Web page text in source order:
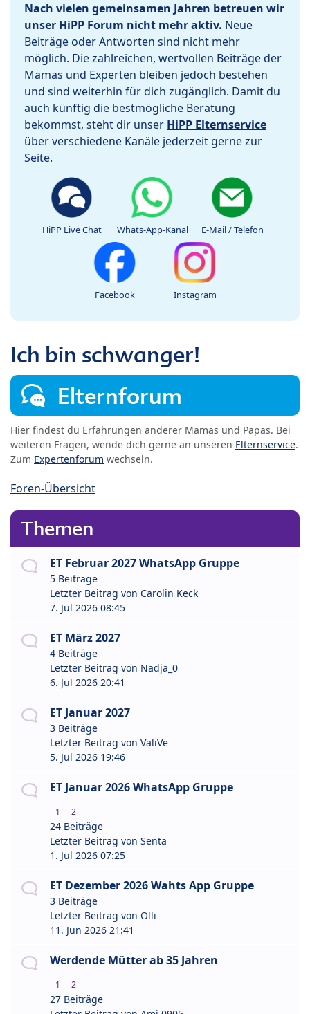
Nach vielen gemeinsamen Jahren betreuen wir
unser HiPP Forum nicht mehr aktiv. Neue
Beiträge oder Antworten sind nicht mehr
möglich. Die zahlreichen, wertvollen Beiträge der
Mamas und Experten bleiben jedoch bestehen
und sind weiterhin für dich zugänglich. Damit du
auch künftig die bestmögliche Beratung
bekommst, steht dir unser HiPP Elternservice
über verschiedene Kanäle jederzeit gerne zur
Seite.
HiPP Live Chat Whats-App-Kanal E-Mail / Telefon
Facebook Instagram
Ich bin schwanger!
Elternforum
Hier findest du Erfahrungen anderer Mamas und Papas. Bei
weiteren Fragen, wende dich gerne an unseren Elternservice.
Zum Expertenforum wechseln.
Foren-Übersicht
Themen
ET Februar 2027 WhatsApp Gruppe
5 Beiträge
Letzter Beitrag von Carolin Keck
7. Jul 2026 08:45
ET März 2027
4 Beiträge
Letzter Beitrag von Nadja_0
6. Jul 2026 20:41
ET Januar 2027
3 Beiträge
Letzter Beitrag von ValiVe
5. Jul 2026 19:46
ET Januar 2026 WhatsApp Gruppe
1 2
24 Beiträge
Letzter Beitrag von Senta
1. Jul 2026 07:25
ET Dezember 2026 Wahts App Gruppe
3 Beiträge
Letzter Beitrag von Olli
11. Jun 2026 21:41
Werdende Mütter ab 35 Jahren
1 2
27 Beiträge